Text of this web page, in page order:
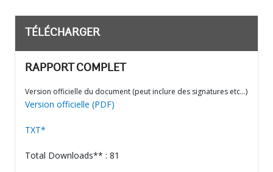
TÉLÉCHARGER
RAPPORT COMPLET
Version officielle du document (peut inclure des signatures etc…)
Version officielle (PDF)
TXT*
Total Downloads** : 81